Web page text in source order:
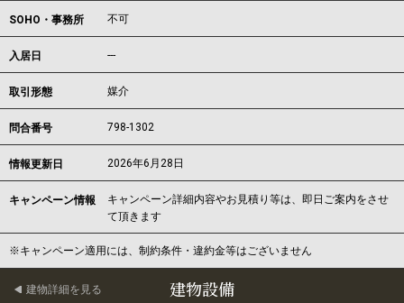
SOHO・事務所 不可
入居日 ---
取引形態 媒介
問合番号 798-1302
情報更新日 2026年6月28日
キャンペーン情報
キャンペーン詳細内容やお見積り等は、即日ご案内をさせ
て頂きます
※キャンペーン適用には、制約条件・違約金等はございません
建物設備
建物詳細を見る